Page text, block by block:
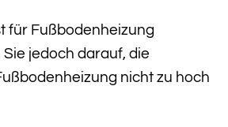
für Fußbodenheizung
jedoch darauf, die
nicht zu hoch